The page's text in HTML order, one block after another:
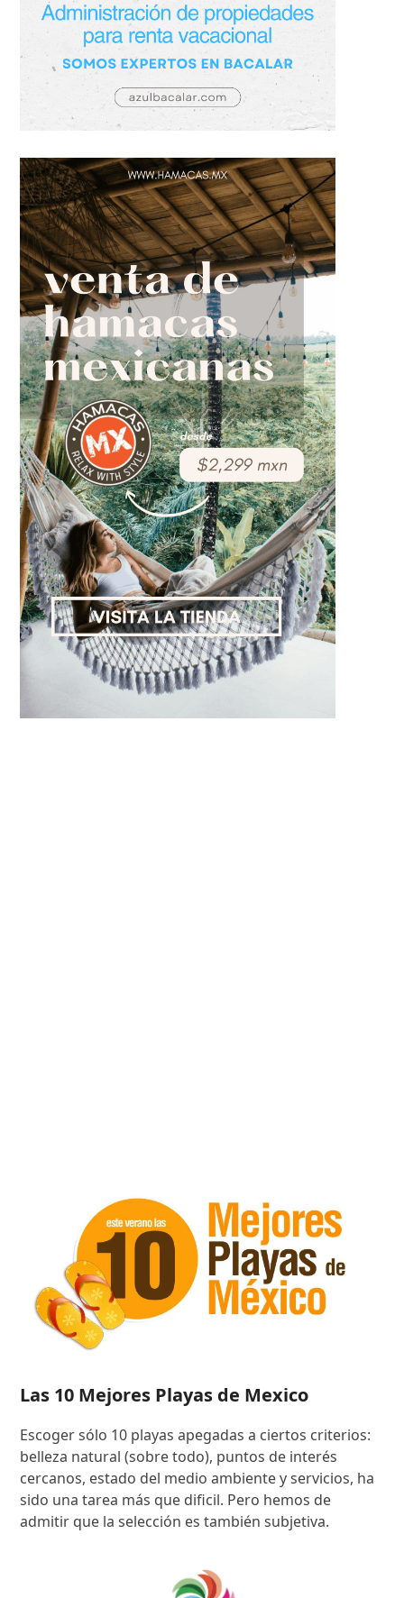
Las 10 Mejores Playas de Mexico
Escoger sólo 10 playas apegadas a ciertos criterios:
belleza natural (sobre todo), puntos de interés
cercanos, estado del medio ambiente y servicios, ha
sido una tarea más que dificil. Pero hemos de
admitir que la selección es también subjetiva.